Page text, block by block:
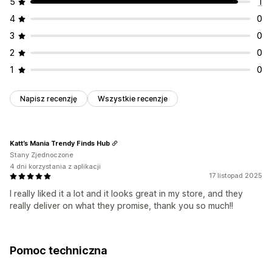
4
0
3
0
2
0
1
0
Napisz recenzję Wszystkie recenzje
17 listopad 2025
I really liked it a lot and it looks great in my store, and they
really deliver on what they promise, thank you so much!!
Katt’s Mania Trendy Finds Hub
Stany Zjednoczone
4 dni korzystania z aplikacji
Pomoc techniczna